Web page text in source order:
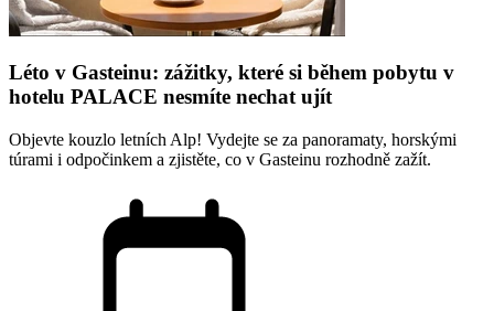
Léto v Gasteinu: zážitky, které si během pobytu v
hotelu PALACE nesmíte nechat ujít
Objevte kouzlo letních Alp! Vydejte se za panoramaty, horskými
túrami i odpočinkem a zjistěte, co v Gasteinu rozhodně zažít.